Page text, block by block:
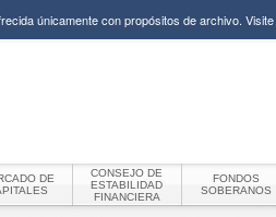
únicamente con propósitos de archivo. Visite
DE
CONSEJO DE
ESTABILIDAD
FINANCIERA
FONDOS
SOBERANOS